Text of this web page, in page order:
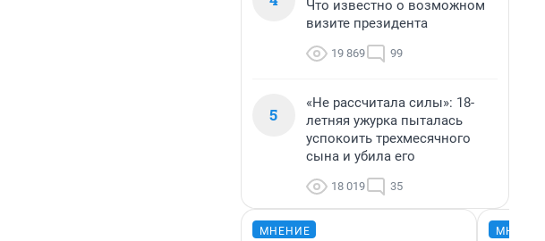
Что известно о возможном
визите президента
19 869 99
5
«Не рассчитала силы»: 18-
летняя ужурка пыталась
успокоить трехмесячного
сына и убила его
18 019 35
МНЕНИЕ